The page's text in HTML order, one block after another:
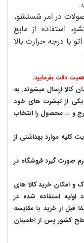
در امر شستشو،
استفاده از مایع
۳۰ درجه و عدم اتو با درجه حرارت بالا
دقت بفرمایید:
کالا ارسال میشوند. به
یکی از تیشرت های خود
و … محصول را انتخاب
کلیه موارد بهداشتی از
صورت گیرد فروشگاه در
و امکان خرید کالا های
اولیه استفاده شده در
از خرید با مقایسه
کشور پس از اطمینان